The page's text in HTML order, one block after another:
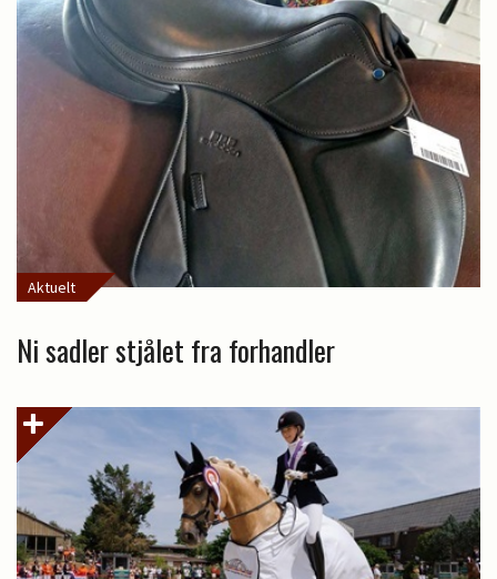
Aktuelt
Ni sadler stjålet fra forhandler